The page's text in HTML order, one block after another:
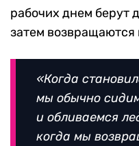
рабочих днем берут
затем возвращаются
«Когда
мы обычно
и обливаемся
когда мы